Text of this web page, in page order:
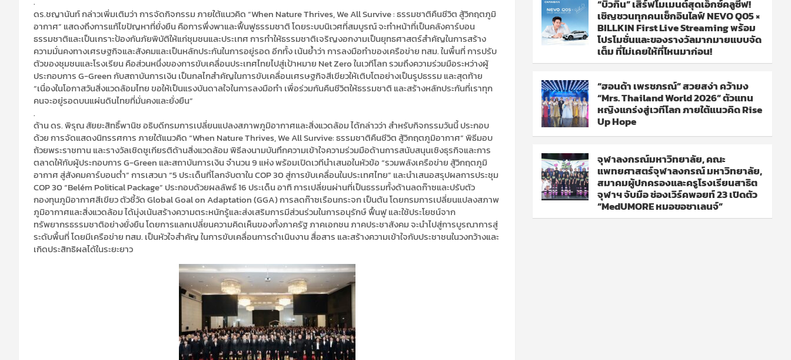
ดร.ชญานันท์ กล่าวเพิ่มเติมว่า การจัดกิจกรรม ภายใต้แนวคิด “When Nature Thrives, We All Survive : ธรรมชาติคืนชีวิต สู้วิกฤตภูมิ
อากาศ” แสดงถึงการแก้ไขปัญหาที่ยั่งยืน คือการพึ่งพาและฟื้นฟูธรรมชาติ โดยระบบนิเวศที่สมบูรณ์ จะทำหน้าที่เป็นคลังคาร์บอน
ธรรมชาติและเป็นเกราะป้องกันภัยพิบัติให้แก่ชุมชนและประเทศ การทำให้ธรรมชาติเจริญงอกงามเป็นยุทธศาสตร์สำคัญในการสร้าง
ความมั่นคงทางเศรษฐกิจและสังคมและเป็นหลักประกันในการอยู่รอด อีกทั้ง เน้นย้ำว่า การลงมือทำของเครือข่าย ทสม. ในพื้นที่ การปรับ
ตัวของชุมชนและโรงเรียน คือส่วนหนึ่งของการขับเคลื่อนประเทศไทยไปสู่เป้าหมาย Net Zero ในเวทีโลก รวมถึงความร่วมมือระหว่างผู้
ประกอบการ G-Green กับสถาบันการเงิน เป็นกลไกสำคัญในการขับเคลื่อนเศรษฐกิจสีเขียวให้เติบโตอย่างเป็นรูปธรรม และสุดท้าย
“เนื่องในโอกาสวันสิ่งแวดล้อมไทย ขอให้เป็นแรงบันดาลใจในการลงมือทำ เพื่อร่วมกันคืนชีวิตให้ธรรมชาติ และสร้างหลักประกันที่เราทุก
คนจะอยู่รอดบนแผ่นดินไทยที่มั่นคงและยั่งยืน”
.
ด้าน ดร. พิรุณ สัยยะสิทธิ์พานิช อธิบดีกรมการเปลี่ยนแปลงสภาพภูมิอากาศและสิ่งแวดล้อม ได้กล่าวว่า สำหรับกิจกรรมวันนี้ ประกอบ
ด้วย การจัดแสดงนิทรรศการ ภายใต้แนวคิด “When Nature Thrives, We All Survive: ธรรมชาติคืนชีวิต สู้วิกฤตภูมิอากาศ” พิธีมอบ
ถ้วยพระราชทาน และรางวัลเชิดชูเกียรติด้านสิ่งแวดล้อม พิธีลงนามบันทึกความเข้าใจความร่วมมือด้านการสนับสนุนเชิงธุรกิจและการ
ตลาดให้กับผู้ประกอบการ G-Green และสถาบันการเงิน จำนวน 9 แห่ง พร้อมเปิดเวทีนำเสนอในหัวข้อ “รวมพลังเครือข่าย สู้วิกฤตภูมิ
อากาศ สู่สังคมคาร์บอนต่ำ” การเสวนา “5 ประเด็นที่โลกจับตาใน COP 30 สู่การขับเคลื่อนในประเทศไทย” และนำเสนอสรุปผลการประชุม
COP 30 “Belém Political Package” ประกอบด้วยผลลัพธ์ 16 ประเด็น อาทิ การเปลี่ยนผ่านที่เป็นธรรมทั้งด้านลดก๊าซและปรับตัว
กองทุนภูมิอากาศสีเขียว ตัวชี้วัด Global Goal on Adaptation (GGA) การลดก๊าซเรือนกระจก เป็นต้น โดยกรมการเปลี่ยนแปลงสภาพ
ภูมิอากาศและสิ่งแวดล้อม ได้มุ่งเน้นสร้างความตระหนักรู้และส่งเสริมการมีส่วนร่วมในการอนุรักษ์ ฟื้นฟู และใช้ประโยชน์จาก
ทรัพยากรธรรมชาติอย่างยั่งยืน โดยการแลกเปลี่ยนความคิดเห็นของทั้งภาครัฐ ภาคเอกชน ภาคประชาสังคม จะนำไปสู่การบูรณาการสู่
ระดับพื้นที่ โดยมีเครือข่าย ทสม. เป็นหัวใจสำคัญ ในการขับเคลื่อนการดำเนินงาน สื่อสาร และสร้างความเข้าใจกับประชาชนในวงกว้างและ
เกิดประสิทธิผลได้ในระยะยาว
“บิวกิ้น” เสิร์ฟโมเมนต์สุดเอ็กซ์คลูซีฟ!
เชิญชวนทุกคนเช็กอินไลฟ์ NEVO Q05 ×
BILLKIN First Live Streaming พร้อม
โปรโมชั่นและของรางวัลมากมายแบบจัด
เต็ม ที่ไม่เคยให้ที่ไหนมาก่อน!
“ฮอนด้า เพรชภรณ์” สวยสง่า คว้ามง
“Mrs. Thailand World 2026” ตัวแทน
หญิงแกร่งสู่เวทีโลก ภายใต้แนวคิด Rise
Up Hope
จุฬาลงกรณ์มหาวิทยาลัย, คณะ
แพทยศาสตร์จุฬาลงกรณ์ มหาวิทยาลัย,
สมาคมผู้ปกครองและครูโรงเรียนสาธิต
จุฬาฯ จับมือ ช่องเวิร์คพอยท์ 23 เปิดตัว
“MedUMORE หมอขอชาเลนจ์”